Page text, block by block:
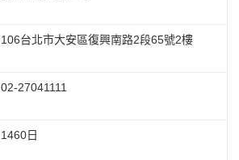
106台北市大安區復興南路2段65號2樓
02-27041111
1460日